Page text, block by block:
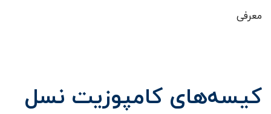
معرفی
کیسه‌های کامپوزیت نسل